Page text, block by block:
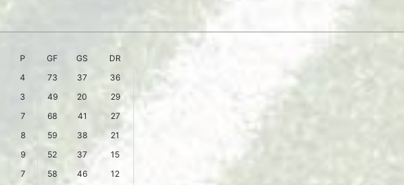
P GF GS
DR
4 73 37
36
3 49 20
29
7 68 41
27
8 59 38
21
9 52 37
15
7 58 46
12